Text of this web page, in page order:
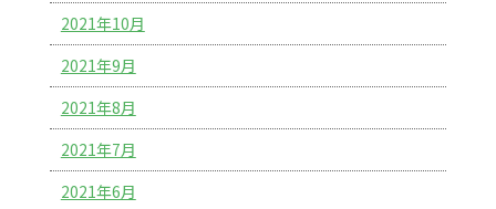
2021年10月
2021年9月
2021年8月
2021年7月
2021年6月